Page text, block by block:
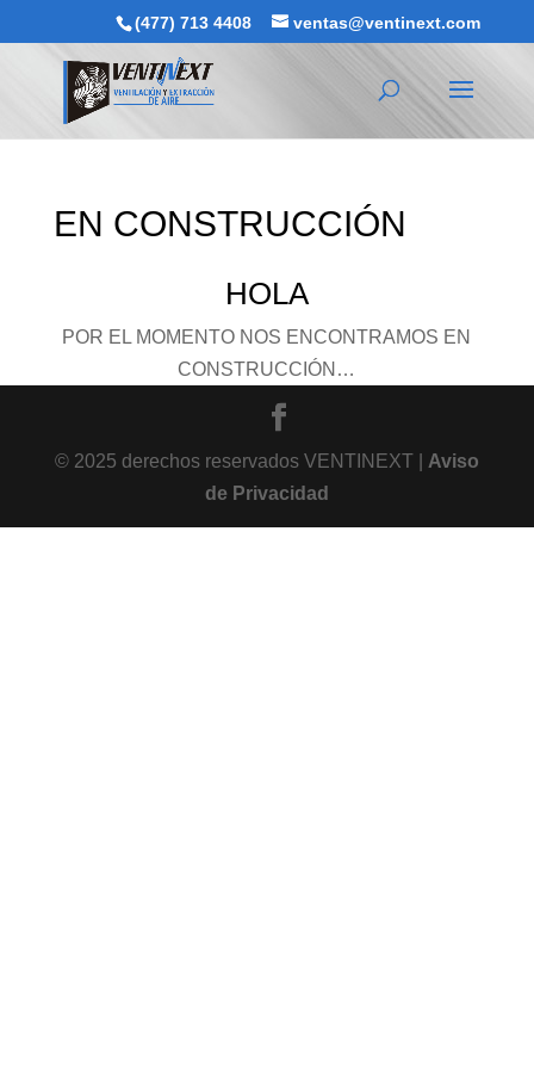
(477) 713 4408 ventas@ventinext.com
EN CONSTRUCCIÓN
HOLA
POR EL MOMENTO NOS ENCONTRAMOS EN
CONSTRUCCIÓN…
© 2025 derechos reservados VENTINEXT | Aviso
de Privacidad